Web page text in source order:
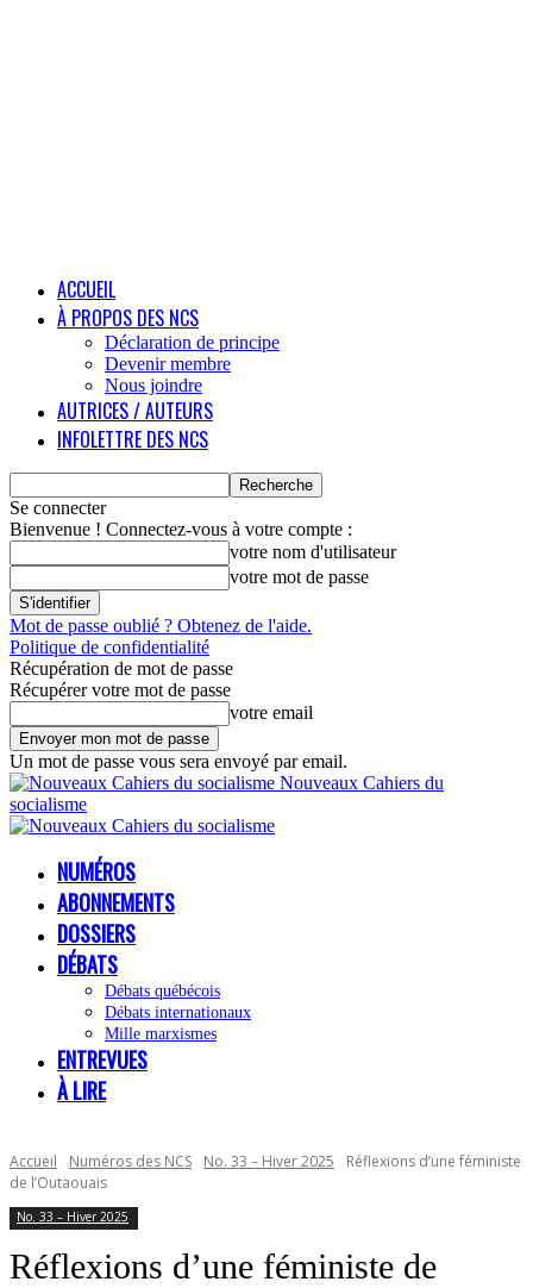
ACCUEIL
À PROPOS DES NCS
Déclaration de principe
Devenir membre
Nous joindre
AUTRICES / AUTEURS
INFOLETTRE DES NCS
Se connecter
Bienvenue ! Connectez-vous à votre compte :
votre nom d'utilisateur
votre mot de passe
Mot de passe oublié ? Obtenez de l'aide.
Politique de confidentialité
Récupération de mot de passe
Récupérer votre mot de passe
votre email
Un mot de passe vous sera envoyé par email.
Nouveaux Cahiers du
socialisme
NUMÉROS
ABONNEMENTS
DOSSIERS
DÉBATS
Débats québécois
Débats internationaux
Mille marxismes
ENTREVUES
À LIRE
Accueil Numéros des NCS No. 33 – Hiver 2025
Réflexions d’une féministe
de l’Outaouais
No. 33 – Hiver 2025
Réflexions d’une féministe de